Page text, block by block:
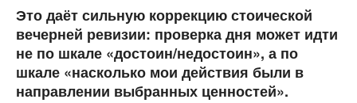
Это даёт сильную коррекцию стоической
вечерней ревизии: проверка дня может идти
не по шкале «достоин/недостоин», а по
шкале «насколько мои действия были в
направлении выбранных ценностей».